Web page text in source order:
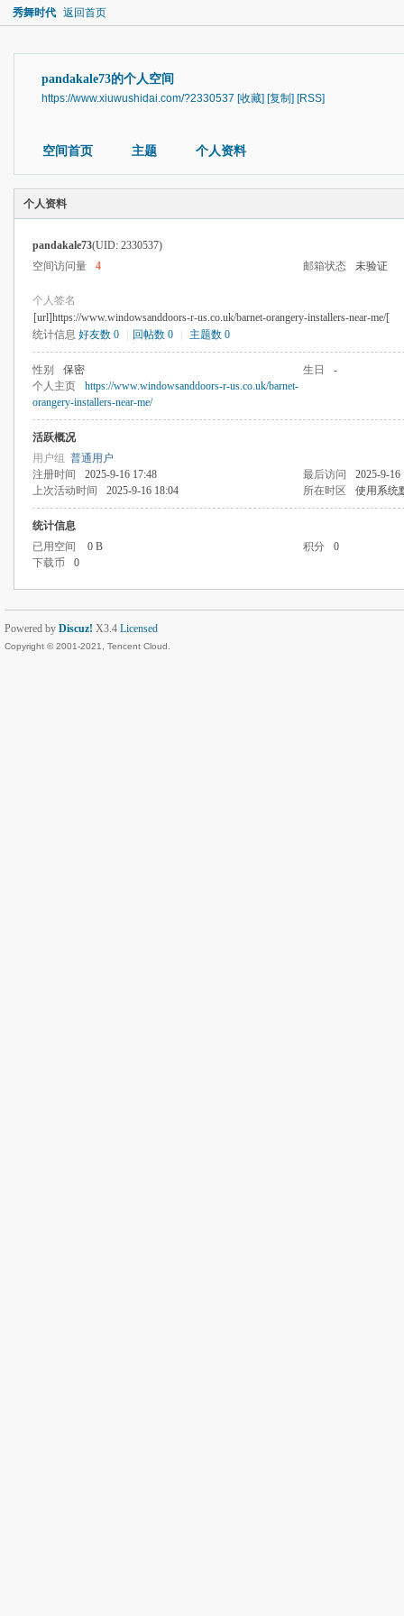
秀舞时代 返回首页
pandakale73的个人空间
https://www.xiuwushidai.com/?2330537 [收藏] [复制] [RSS]
空间首页 主题 个人资料
个人资料
pandakale73(UID: 2330537)
空间访问量
4 邮箱状态 未验证
个人签名
[url]https://www.windowsanddoors-r-us.co.uk/barnet-orangery-installers-near-me/[
统计信息 好友数 0 回帖数 0 主题数 0
性别 保密 生日
-
个人主页
https://www.windowsanddoors-r-us.co.uk/barnet-
orangery-installers-near-me/
活跃概况
用户组 普通用户
注册时间
2025-9-16 17:48 最后访问
2025-9-16
上次活动时间
2025-9-16 18:04 所在时区 使用系统
统计信息
已用空间
0 B 积分
0
下载币
0
Powered by Discuz! X3.4 Licensed
Copyright © 2001-2021, Tencent Cloud.